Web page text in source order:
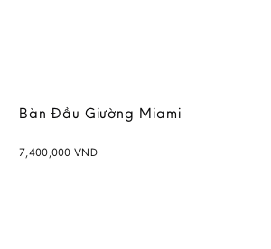
Bàn Đầu Giường Miami
7,400,000 VND